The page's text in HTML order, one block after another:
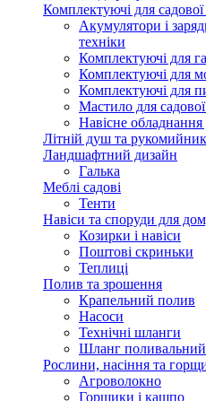
Комплектуючі для садової
Акумулятори і
техніки
Комплектуючі для
Комплектуючі для
Комплектуючі для
Мастило для
Навісне обладнання
Літній душ та
Ландшафтний дизайн
Галька
Меблі садові
Тенти
Навіси та споруди для
Козирки і навіси
Поштові скриньки
Теплиці
Полив та зрошення
Крапельний полив
Насоси
Технічні шланги
Шланг поливальний
Рослини, насіння та
Агроволокно
Горщики і кашпо